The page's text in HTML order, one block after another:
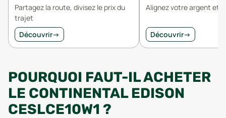
Partagez la route, divisez le prix du
trajet
Découvrir→
Alignez votre argent et
Découvrir→
POURQUOI FAUT-IL ACHETER
LE CONTINENTAL EDISON
CESLCE10W1 ?